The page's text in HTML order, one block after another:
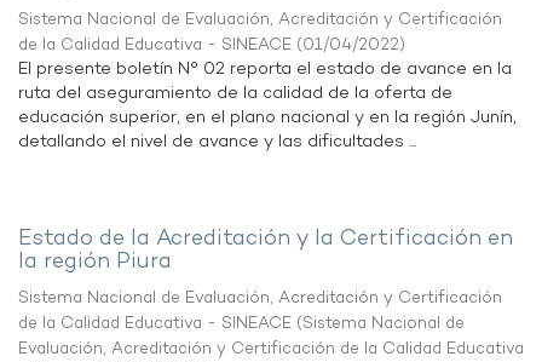
Sistema Nacional de Evaluación, Acreditación y Certificación
de la Calidad Educativa - SINEACE (01/04/2022)
El presente boletín N° 02 reporta el estado de avance en la
ruta del aseguramiento de la calidad de la oferta de
educación superior, en el plano nacional y en la región Junín,
detallando el nivel de avance y las dificultades ...
Estado de la Acreditación y la Certificación en
la región Piura
Sistema Nacional de Evaluación, Acreditación y Certificación
de la Calidad Educativa - SINEACE (Sistema Nacional de
Evaluación, Acreditación y Certificación de la Calidad Educativa